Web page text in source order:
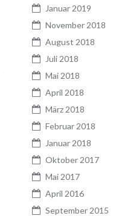
Januar 2019
November 2018
August 2018
Juli 2018
Mai 2018
April 2018
März 2018
Februar 2018
Januar 2018
Oktober 2017
Mai 2017
April 2016
September 2015